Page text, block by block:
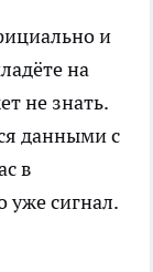
и
на
не знать.
данными с
в
уже сигнал.